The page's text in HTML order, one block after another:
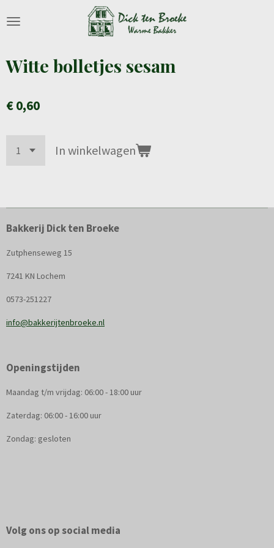
direct
hoofdinhoud
Witte bolletjes sesam
€ 0,60
In winkelwagen
Bakkerij Dick ten Broeke
Zutphenseweg 15
7241 KN Lochem
0573-251227
info@bakkerijtenbroeke.nl
Openingstijden
Maandag t/m vrijdag: 06:00 - 18:00 uur
Zaterdag: 06:00 - 16:00 uur
Zondag: gesloten
Volg ons op social media